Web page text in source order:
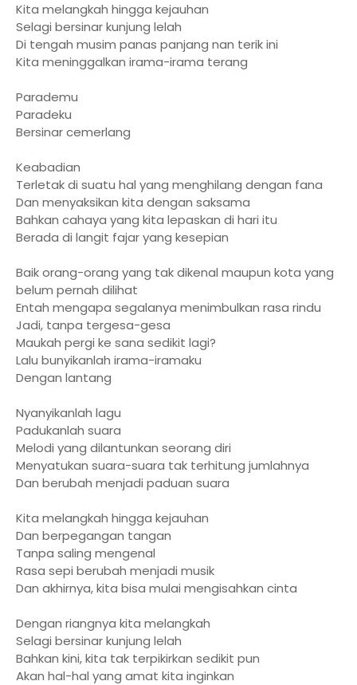
Kita melangkah hingga kejauhan
Selagi bersinar kunjung lelah
Di tengah musim panas panjang nan terik ini
Kita meninggalkan irama-irama terang
Parademu
Paradeku
Bersinar cemerlang
Keabadian
Terletak di suatu hal yang menghilang dengan fana
Dan menyaksikan kita dengan saksama
Bahkan cahaya yang kita lepaskan di hari itu
Berada di langit fajar yang kesepian
Baik orang-orang yang tak dikenal maupun kota yang
belum pernah dilihat
Entah mengapa segalanya menimbulkan rasa rindu
Jadi, tanpa tergesa-gesa
Maukah pergi ke sana sedikit lagi?
Lalu bunyikanlah irama-iramaku
Dengan lantang
Nyanyikanlah lagu
Padukanlah suara
Melodi yang dilantunkan seorang diri
Menyatukan suara-suara tak terhitung jumlahnya
Dan berubah menjadi paduan suara
Kita melangkah hingga kejauhan
Dan berpegangan tangan
Tanpa saling mengenal
Rasa sepi berubah menjadi musik
Dan akhirnya, kita bisa mulai mengisahkan cinta
Dengan riangnya kita melangkah
Selagi bersinar kunjung lelah
Bahkan kini, kita tak terpikirkan sedikit pun
Akan hal-hal yang amat kita inginkan